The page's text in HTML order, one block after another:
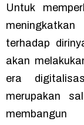
Untuk
terhadap
akan
era
merupakan
membangun